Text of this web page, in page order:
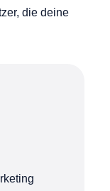
die deine